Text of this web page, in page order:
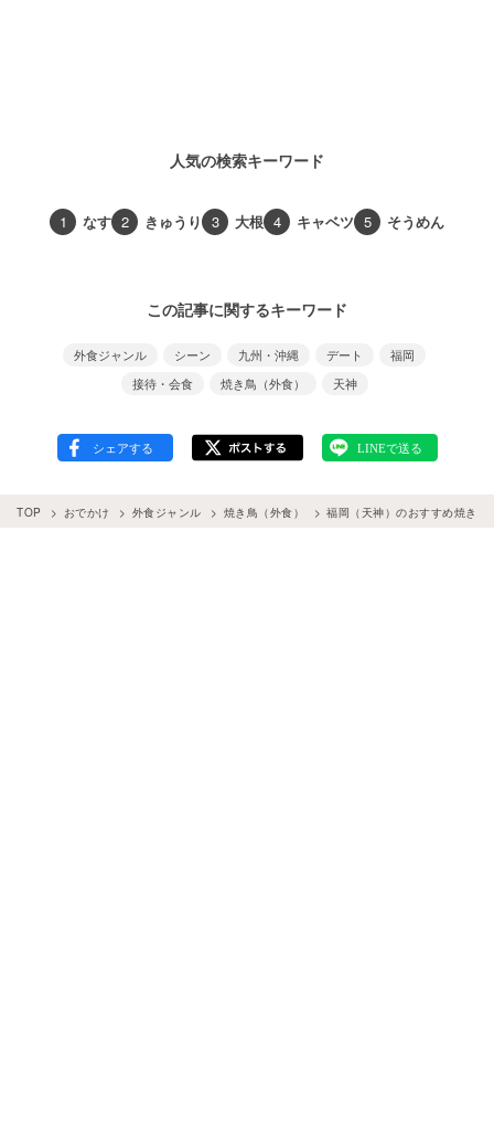
人気の検索キーワード
1 なす 2 きゅうり 3 大根 4 キャベツ 5 そうめん
この記事に関するキーワード
外食ジャンル シーン 九州・沖縄 デート
福岡
接待・会食
焼き鳥（外食） 天神
TOP おでかけ 外食ジャンル 焼き鳥（外食） 福岡（天神）のおすすめ焼き